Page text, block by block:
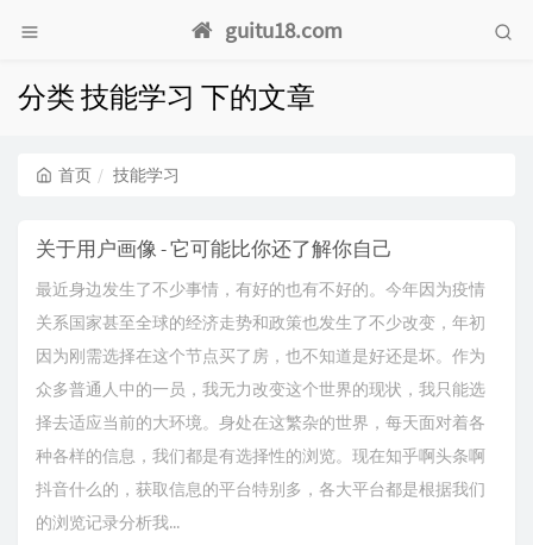
guitu18.com
分类 技能学习 下的文章
首页 技能学习
关于用户画像 - 它可能比你还了解你自己
最近身边发生了不少事情，有好的也有不好的。今年因为疫情
关系国家甚至全球的经济走势和政策也发生了不少改变，年初
因为刚需选择在这个节点买了房，也不知道是好还是坏。作为
众多普通人中的一员，我无力改变这个世界的现状，我只能选
择去适应当前的大环境。身处在这繁杂的世界，每天面对着各
种各样的信息，我们都是有选择性的浏览。现在知乎啊头条啊
抖音什么的，获取信息的平台特别多，各大平台都是根据我们
的浏览记录分析我...